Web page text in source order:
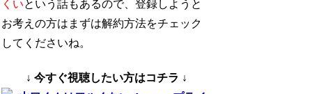
くいという話もあるので、登録しようと
お考えの方はまずは解約方法をチェック
してくださいね。
↓ 今すぐ視聴したい方はコチラ ↓